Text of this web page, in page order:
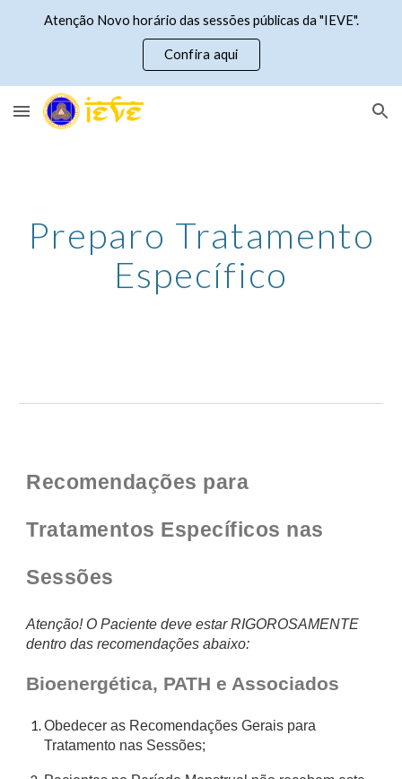
Skip to main content
Atenção Novo horário das sessões públicas da "IEVE".
Confira aqui
Preparo Tratamento
Específico
Recomendações para
Tratamentos Específicos nas
Sessões
Atenção! O Paciente deve estar RIGOROSAMENTE
dentro das recomendações abaixo:
Bioenergética, PATH e Associados
Obedecer as Recomendações Gerais para
Tratamento nas Sessões;